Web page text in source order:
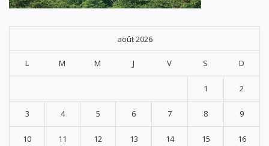
août 2026
L M M J V S D
1 2
3 4 5 6 7 8 9
10 11 12 13 14 15 16